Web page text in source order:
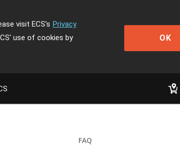
visit ECS's Privacy
use of cookies by
OK
FAQ